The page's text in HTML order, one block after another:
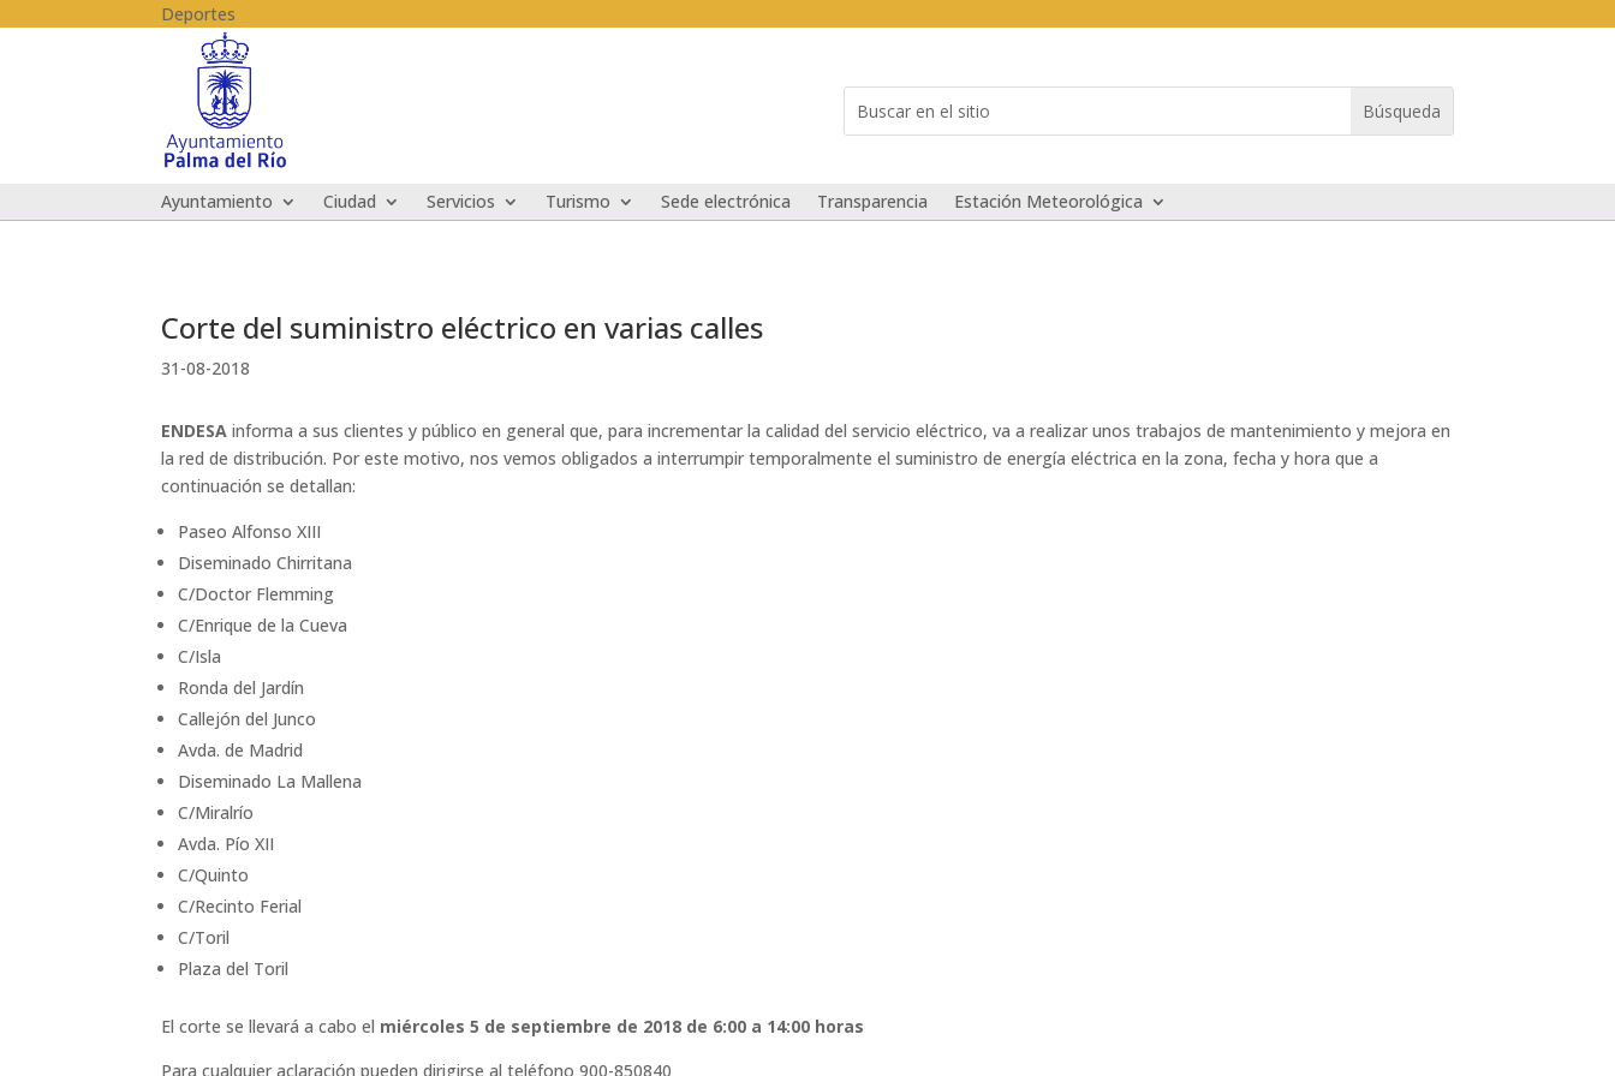
Deportes
for...
Ayuntamiento Ciudad Servicios Turismo Sede electrónica Transparencia Estación Meteorológica
Corte del suministro eléctrico en varias calles
31-08-2018
ENDESAinforma a sus clientes y público en general que, para incrementar la calidad del servicio eléctrico, va a realizar unos trabajos de mantenimiento y mejora en
la red de distribución. Por este motivo, nos vemos obligados a interrumpir temporalmente el suministro de energía eléctrica en la zona, fecha y hora que a
continuación se detallan:
Paseo Alfonso XIII
Diseminado Chirritana
C/Doctor Flemming
C/Enrique de la Cueva
C/Isla
Ronda del Jardín
Callejón del Junco
Avda. de Madrid
Diseminado La Mallena
C/Miralrío
Avda. Pío XII
C/Quinto
C/Recinto Ferial
C/Toril
Plaza del Toril
El corte se llevará a cabo el miércoles 5 de septiembre de 2018 de 6:00 a 14:00 horas
Para cualquier aclaración pueden dirigirse al teléfono 900-850840